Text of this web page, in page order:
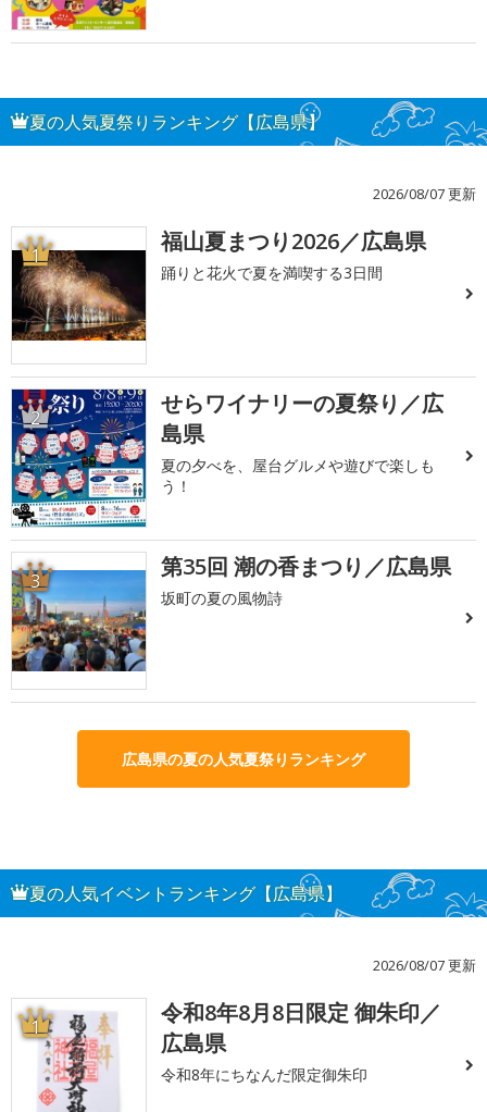
夏の人気夏祭りランキング【広島県】
2026/08/07 更新
1 福山夏まつり2026／広島県
踊りと花火で夏を満喫する3日間
2
せらワイナリーの夏祭り／広
島県
夏の夕べを、屋台グルメや遊びで楽しも
う！
3 第35回 潮の香まつり／広島県
坂町の夏の風物詩
広島県の夏の人気夏祭りランキング
夏の人気イベントランキング【広島県】
2026/08/07 更新
1
令和8年8月8日限定 御朱印／
広島県
令和8年にちなんだ限定御朱印